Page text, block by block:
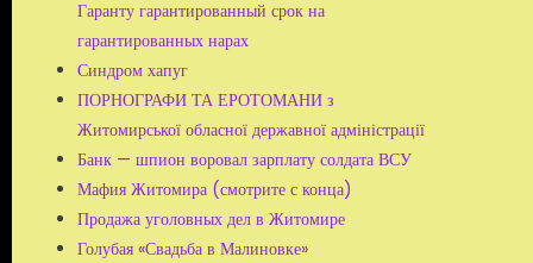
Гаранту гарантированный срок на
гарантированных нарах
Синдром хапуг
ПОРНОГРАФИ ТА ЕРОТОМАНИ з
Житомирської обласної державної адміністрації
Банк — шпион воровал зарплату солдата ВСУ
Мафия Житомира (смотрите с конца)
Продажа уголовных дел в Житомире
Голубая «Свадьба в Малиновке»